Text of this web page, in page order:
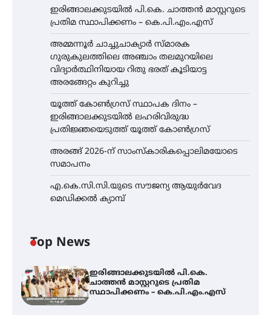
ഇരിങ്ങാലക്കുടയിൽ പി.കെ. ചാത്തൻ മാസ്റ്ററുടെ
പ്രതിമ സ്ഥാപിക്കണം – കെ.പി.എം.എസ്
അമ്മന്നൂർ ചാച്ചുചാക്യാർ സ്മാരക
ഗുരുകുലത്തിലെ അഞ്ചാം തലമുറയിലെ
വിദ്യാർത്ഥിനിയായ റിതു ഭരത് കൂടിയാട്ട
അരങ്ങേറ്റം കുറിച്ചു
യൂത്ത് കോൺഗ്രസ്‌ സ്ഥാപക ദിനം –
ഇരിങ്ങാലക്കുടയിൽ ലഹരിവിരുദ്ധ
പ്രതിജ്ഞയെടുത്ത് യൂത്ത് കോൺഗ്രസ്
അരങ്ങ് 2026-ന് സാംസ്കാരികപ്പൊലിമയോടെ
സമാപനം
എ.കെ.സി.സി.യുടെ സൗജന്യ ആയുർവേദ
മെഡിക്കൽ ക്യാമ്പ്
Top News
ഇരിങ്ങാലക്കുടയിൽ പി.കെ.
ചാത്തൻ മാസ്റ്ററുടെ പ്രതിമ
സ്ഥാപിക്കണം – കെ.പി.എം.എസ്